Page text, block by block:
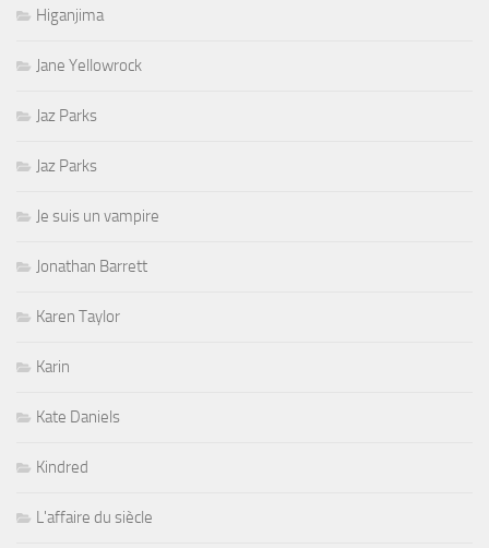
Higanjima
Jane Yellowrock
Jaz Parks
Jaz Parks
Je suis un vampire
Jonathan Barrett
Karen Taylor
Karin
Kate Daniels
Kindred
L'affaire du siècle